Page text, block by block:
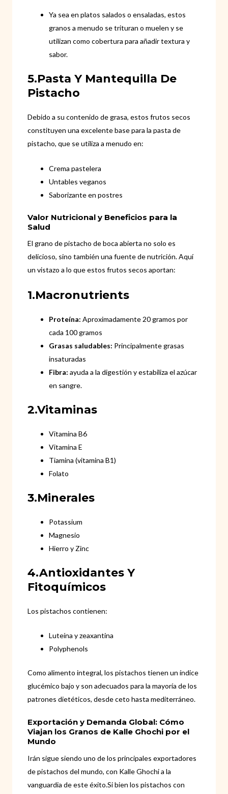
Ya sea en platos salados o ensaladas, estos
granos a menudo se trituran o muelen y se
utilizan como cobertura para añadir textura y
sabor.
5.Pasta Y Mantequilla De
Pistacho
Debido a su contenido de grasa, estos frutos secos
constituyen una excelente base para la pasta de
pistacho, que se utiliza a menudo en:
Crema pastelera
Untables veganos
Saborizante en postres
Valor Nutricional y Beneficios para la
Salud
El grano de pistacho de boca abierta no solo es
delicioso, sino también una fuente de nutrición. Aquí
un vistazo a lo que estos frutos secos aportan:
1.Macronutrients
Proteína: Aproximadamente 20 gramos por
cada 100 gramos
Grasas saludables: Principalmente grasas
insaturadas
Fibra: ayuda a la digestión y estabiliza el azúcar
en sangre.
2.Vitaminas
Vitamina B6
Vitamina E
Tiamina (vitamina B1)
Folato
3.Minerales
Potassium
Magnesio
Hierro y Zinc
4.Antioxidantes Y
Fitoquímicos
Los pistachos contienen:
Luteína y zeaxantina
Polyphenols
Como alimento integral, los pistachos tienen un índice
glucémico bajo y son adecuados para la mayoría de los
patrones dietéticos, desde ceto hasta mediterráneo.
Exportación y Demanda Global: Cómo
Viajan los Granos de Kalle Ghochi por el
Mundo
Irán sigue siendo uno de los principales exportadores
de pistachos del mundo, con Kalle Ghochi a la
vanguardia de este éxito.Si bien los pistachos con